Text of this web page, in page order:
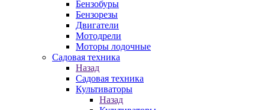
Бензобуры
Бензорезы
Двигатели
Мотодрели
Моторы лодочные
Садовая техника
Назад
Садовая техника
Культиваторы
Назад